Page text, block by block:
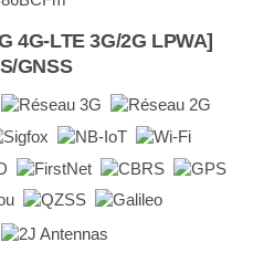
4G-LTE 3G/2G LPWA]
GNSS